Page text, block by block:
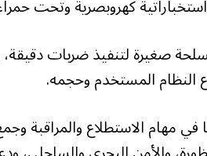
كهروبصرية وتحت
صغيرة لتنفيذ ضربات دقيقة،
النظام المستخدم وحجمه.
مهام الاستطلاع والمراقبة